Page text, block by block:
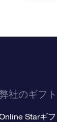
社のギフト
Starギフ